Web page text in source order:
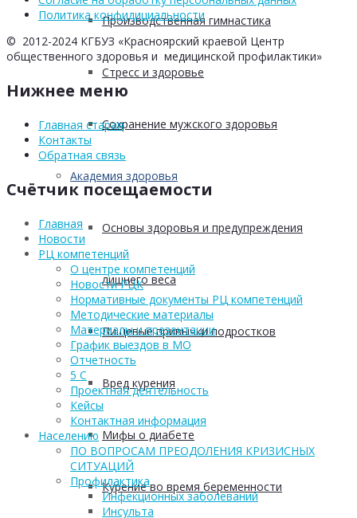
Производственная гимнастика
Стресс и здоровье
Сохранение мужского здоровья
Академия здоровья
Основы здоровья и предупреждения
лишнего веса
Пищевые привычки подростков
Вред курения
Мифы о диабете
Курение во время беременности
Политика конфидициальности
© 2012-2024 КГБУЗ «Красноярский краевой Центр
общественного здоровья и медицинской профилактики»
Нижнее меню
Главная старая
Контакты
Обратная связь
Счётчик посещаемости
Главная
Новости
РЦ компетенций
О центре компетенций
Новости РЦК
Нормативные документы РЦ компетенций
Методические материалы
Материалы и презентации
График выездов в МО
Отчетность
5 С
Проектная деятельность
Кейсы
Контактная информация
Населению
ПО ВОПРОСАМ ПРЕОДОЛЕНИЯ КРИЗИСНЫХ
СИТУАЦИЙ
Профилактика
Инфекционных заболеваний
Инсульта